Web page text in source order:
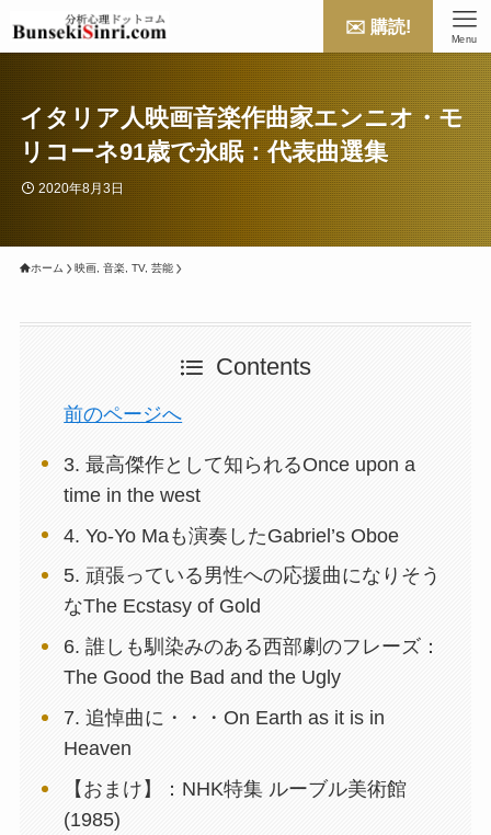
✉️ 購読!
Menu
イタリア人映画音楽作曲家エンニオ・モ
リコーネ91歳で永眠：代表曲選集
2020年8月3日
ホーム 映画, 音楽, TV, 芸能
Contents
前のページへ
3. 最高傑作として知られるOnce upon a
time in the west
4. Yo-Yo Maも演奏したGabriel’s Oboe
5. 頑張っている男性への応援曲になりそう
なThe Ecstasy of Gold
6. 誰しも馴染みのある西部劇のフレーズ：
The Good the Bad and the Ugly
7. 追悼曲に・・・On Earth as it is in
Heaven
【おまけ】：NHK特集 ルーブル美術館
(1985)